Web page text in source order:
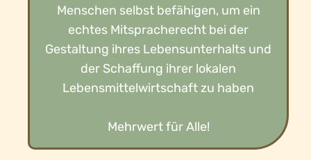
Menschen selbst befähigen, um ein
echtes Mitspracherecht bei der
Gestaltung ihres Lebensunterhalts und
der Schaffung ihrer lokalen
Lebensmittelwirtschaft zu haben
Mehrwert für Alle!